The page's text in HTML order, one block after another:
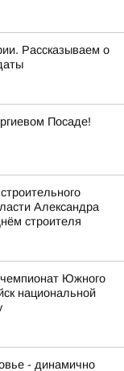
Рассказываем о
Посаде!
Александра
строителя
Южного
национальной
- динамично